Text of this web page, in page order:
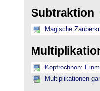
Subtraktion
Magische
Kopfrechnen:
Multiplikationen